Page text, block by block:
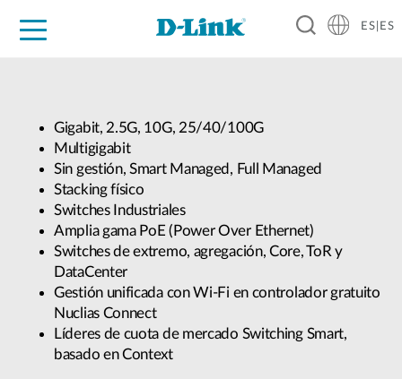
ES|ES
Gigabit, 2.5G, 10G, 25/40/100G
Multigigabit
Sin gestión, Smart Managed, Full Managed
Stacking físico
Switches Industriales
Amplia gama PoE (Power Over Ethernet)
Switches de extremo, agregación, Core, ToR y
DataCenter
Gestión unificada con Wi-Fi en controlador gratuito
Nuclias Connect
Líderes de cuota de mercado Switching Smart,
basado en Context